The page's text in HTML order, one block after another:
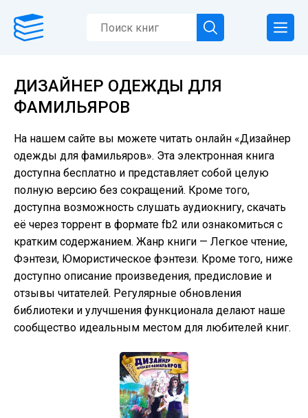
ДИЗАЙНЕР ОДЕЖДЫ ДЛЯ
ФАМИЛЬЯРОВ
На нашем сайте вы можете читать онлайн «Дизайнер
одежды для фамильяров». Эта электронная книга
доступна бесплатно и представляет собой целую
полную версию без сокращений. Кроме того,
доступна возможность слушать аудиокнигу, скачать
её через торрент в формате fb2 или ознакомиться с
кратким содержанием. Жанр книги — Легкое чтение,
Фэнтези, Юмористическое фэнтези. Кроме того, ниже
доступно описание произведения, предисловие и
отзывы читателей. Регулярные обновления
библиотеки и улучшения функционала делают наше
сообщество идеальным местом для любителей книг.